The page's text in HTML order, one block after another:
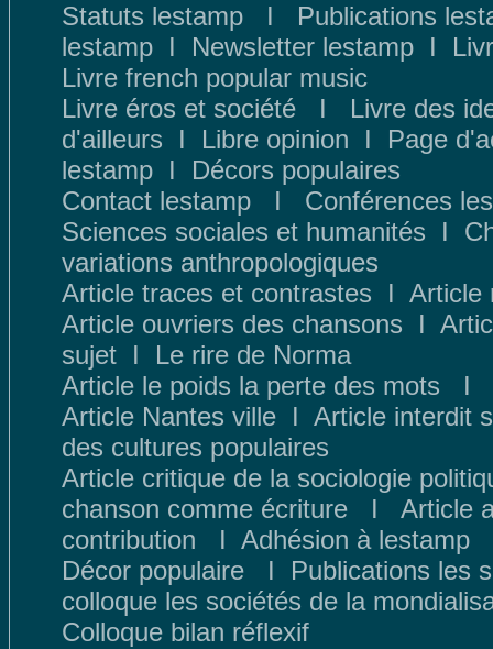
Statuts lestamp I Publications
lestamp I Newsletter lestamp I
Livre french popular music
Livre éros et société I Livre des
d'ailleurs I Libre opinion I Page
lestamp I Décors populaires
Contact lestamp I Conférences
Sciences sociales et humanités I
variations anthropologiques
Article traces et contrastes I Article
Article ouvriers des chansons I
sujet I Le rire de Norma
Article le poids la perte des mots I
Article Nantes ville I Article interdit
des cultures populaires
Article critique de la sociologie
chanson comme écriture I Article
contribution I Adhésion à lestamp
Décor populaire I Publications les
colloque les sociétés de la
Colloque bilan réflexif